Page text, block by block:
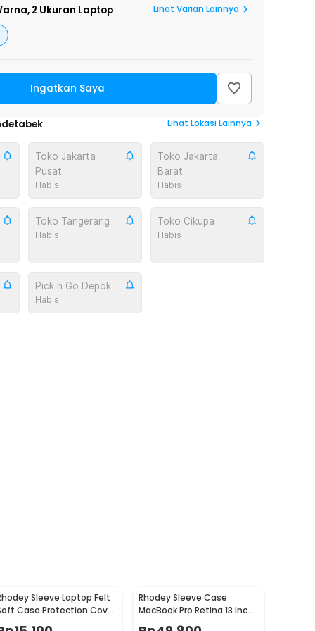
2 Ukuran Laptop Lihat Varian Lainnya
Ingatkan Saya
Lihat Lokasi Lainnya
Toko Jakarta
Pusat
Habis
Toko Jakarta
Barat
Habis
Toko Tangerang
Habis
Toko Cikupa
Habis
Pick n Go Depok
Habis
Sleeve Laptop Felt
Case Protection Cover
15 Inch
Rhodey Sleeve Case
MacBook Pro Retina 13 Inch
Horizontal - C2202